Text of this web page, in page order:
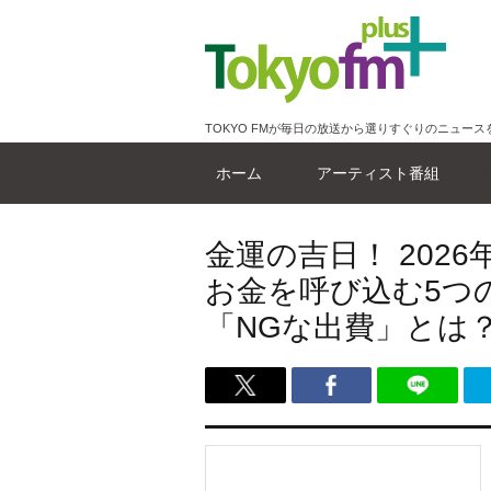
TOKYO FMが毎日の放送から選りすぐりのニュース
ホーム アーティスト番組
金運の吉日！ 2026
お金を呼び込む5つ
「NGな出費」とは